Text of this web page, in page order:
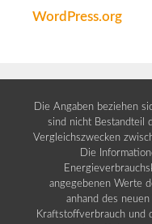
WordPress.org
Die Angaben beziehen
sind nicht Bestandteil
Vergleichszwecken
Die
angegebenen Werte
anhand des
Kraftstoffverbrauch und